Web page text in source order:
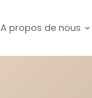
A propos de nous